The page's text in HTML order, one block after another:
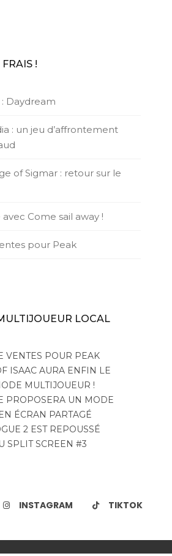
FRAIS !
Daydream
: un jeu d’affrontement
of Sigmar : retour sur le
Come sail away !
pour Peak
LOCAL
VENTES POUR PEAK
ISAAC AURA ENFIN LE
MULTIJOUEUR !
PROPOSERA UN MODE
ÉCRAN PARTAGÉ
2 EST REPOUSSÉ
SPLIT SCREEN #3
INSTAGRAM TIKTOK